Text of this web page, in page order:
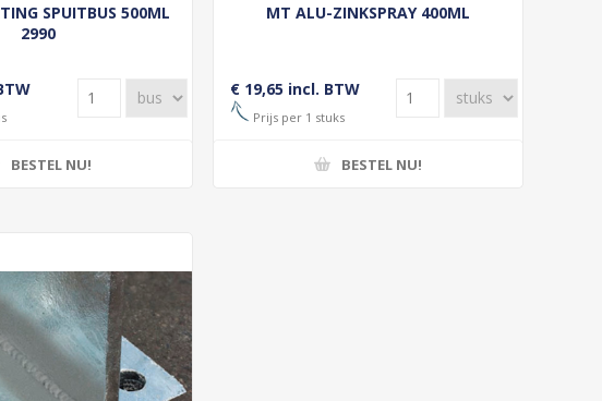
SPUITBUS 500ML
2990
BESTEL NU!
MT ALU-ZINKSPRAY 400ML
€ 19,65 incl. BTW
Prijs per 1 stuks
BESTEL NU!